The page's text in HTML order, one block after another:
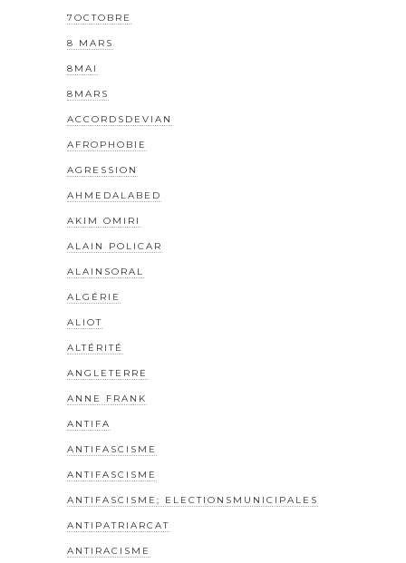
7OCTOBRE
8 MARS
8MAI
8MARS
ACCORDSDEVIAN
AFROPHOBIE
AGRESSION
AHMEDALABED
AKIM OMIRI
ALAIN POLICAR
ALAINSORAL
ALGÉRIE
ALIOT
ALTÉRITÉ
ANGLETERRE
ANNE FRANK
ANTIFA
ANTIFASCISME
ANTIFASCISME
ANTIFASCISME; ELECTIONSMUNICIPALES
ANTIPATRIARCAT
ANTIRACISME